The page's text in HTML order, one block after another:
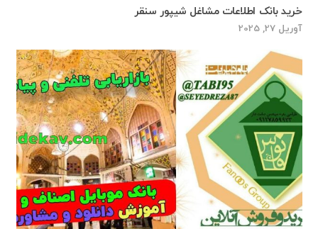
خرید بانک اطلاعات مشاغل شیپور سنقر
آوریل 27, 2025